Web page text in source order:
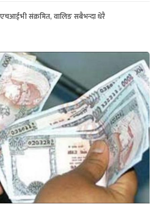
संक्रमित, वालिङ सबैभन्दा धेरै